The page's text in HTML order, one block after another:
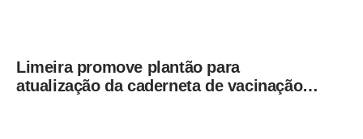
Limeira promove plantão para
atualização da caderneta de vacinação